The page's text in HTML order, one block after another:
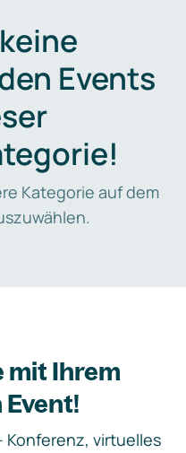
Events
Kategorie auf dem
mit Ihrem
Konferenz, virtuelles